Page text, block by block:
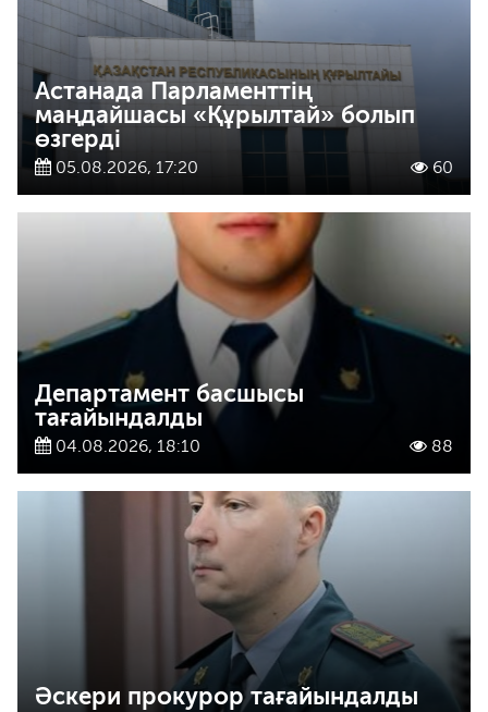
Астанада Парламенттің
маңдайшасы «Құрылтай» болып
өзгерді
05.08.2026, 17:20 60
Департамент басшысы
тағайындалды
04.08.2026, 18:10 88
Әскери прокурор тағайындалды